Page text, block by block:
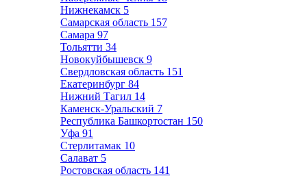
Нижнекамск 5
Самарская область 157
Самара 97
Тольятти 34
Новокуйбышевск 9
Свердловская область 151
Екатеринбург 84
Нижний Тагил 14
Каменск-Уральский 7
Республика Башкортостан 150
Уфа 91
Стерлитамак 10
Салават 5
Ростовская область 141